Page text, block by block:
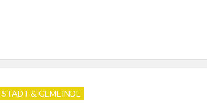
STADT & GEMEINDE